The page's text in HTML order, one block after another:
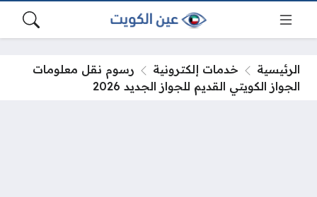
الرئيسية خدمات إلكترونية
رسوم نقل معلومات
الجواز الكويتي القديم للجواز الجديد 2026